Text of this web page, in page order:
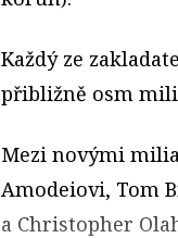
Každý ze
přibližně osm
Mezi novými
Amodeiovi, Tom
a Christopher